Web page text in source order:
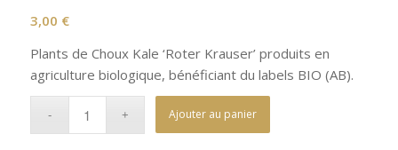
3,00 €
Plants de Choux Kale ‘Roter Krauser’ produits en
agriculture biologique, bénéficiant du labels BIO (AB).
Ajouter au panier